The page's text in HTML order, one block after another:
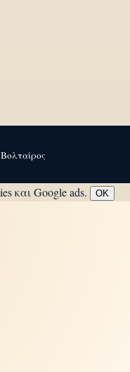
και Google ads. OK